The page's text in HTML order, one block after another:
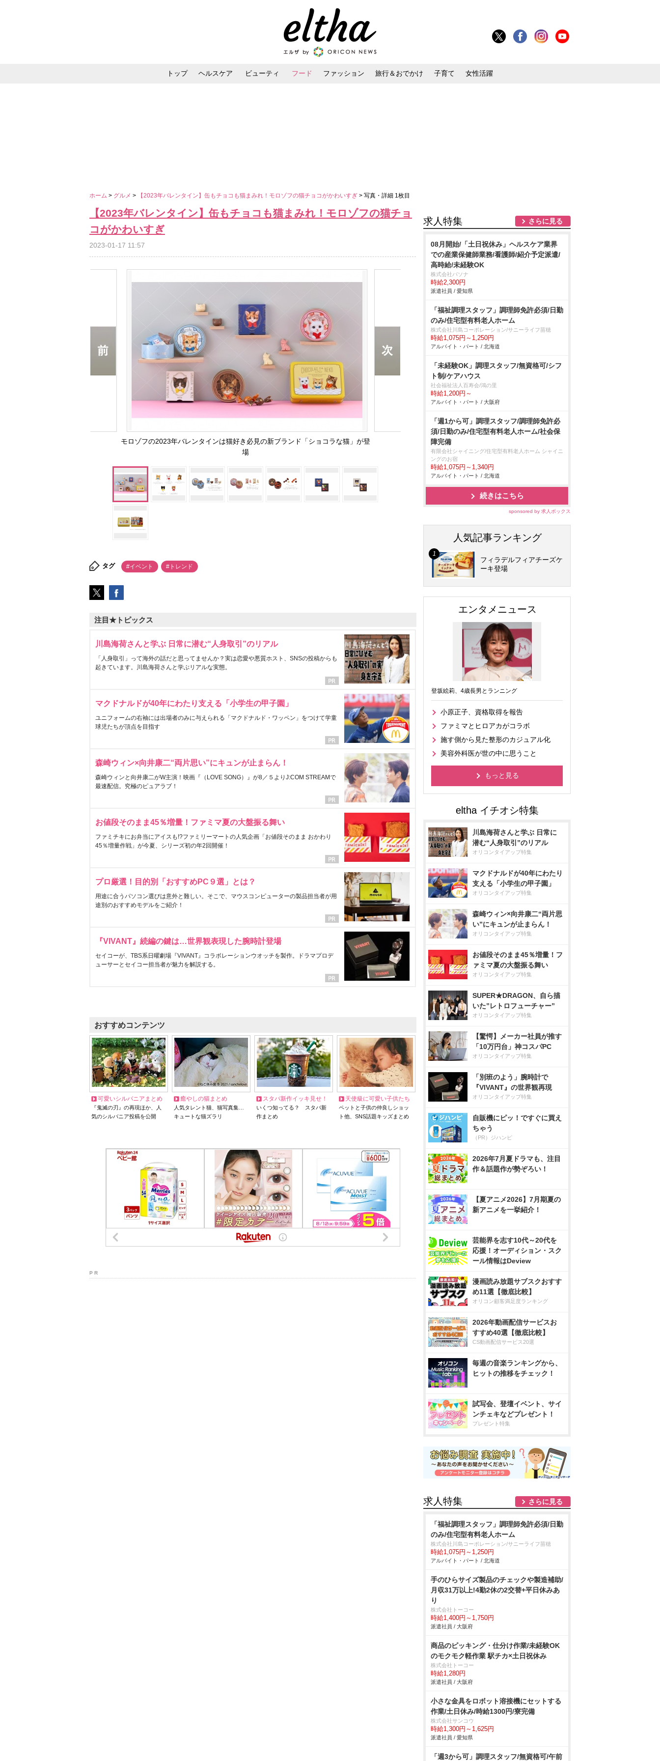
トップ ヘルスケア ビューティ フード ファッション 旅行＆おでかけ 子育て 女性活躍
ホーム > グルメ > 【2023年バレンタイン】缶もチョコも猫まみれ！モロゾフの猫チョコがかわいすぎ > 写真・詳細 1枚目
【2023年バレンタイン】缶もチョコも猫まみれ！モロゾフの猫チョ
コがかわいすぎ
2023-01-17 11:57
モロゾフの2023年バレンタインは猫好き必見の新ブランド「ショコラな猫」が登
場
タグ #イベント #トレンド
注目★トピックス
川島海荷さんと学ぶ 日常に潜む“人身取引”のリアル
「人身取引」って海外の話だと思ってませんか？実は恋愛や悪質ホスト、SNSの投稿からも
起きています。川島海荷さんと学ぶリアルな実態。
マクドナルドが40年にわたり支える「小学生の甲子園」
ユニフォームの右袖には出場者のみに与えられる「マクドナルド・ワッペン」をつけて学童
球児たちが頂点を目指す
森崎ウィン×向井康二“両片思い”にキュンが止まらん！
森崎ウィンと向井康二がW主演！映画『（LOVE SONG）』が8／５よりJ:COM STREAMで
最速配信。究極のピュアラブ！
お値段そのまま45％増量！ファミマ夏の大盤振る舞い
ファミチキにお弁当にアイスも!?ファミリーマートの人気企画「お値段そのまま おかわり
45％増量作戦」が今夏、シリーズ初の年2回開催！
プロ厳選！目的別「おすすめPC９選」とは？
用途に合うパソコン選びは意外と難しい。そこで、マウスコンピューターの製品担当者が用
途別のおすすめモデルをご紹介！
『VIVANT』続編の鍵は…世界観表現した腕時計登場
セイコーが、TBS系日曜劇場『VIVANT』コラボレーションウオッチを製作。ドラマプロデ
ューサーとセイコー担当者が魅力を解説する。
おすすめコンテンツ
可愛いシルバニアまとめ
『鬼滅の刃』の再現ほか、人
気のシルバニア投稿を公開
癒やしの猫まとめ
人気タレント猫、猫写真集…
キュートな猫ズラリ
スタバ新作イッキ見せ！
いくつ知ってる？ スタバ新
作まとめ
天使級に可愛い子供たち
ペットと子供の仲良しショッ
ト他、SNS話題キッズまとめ
P R
求人特集 さらに見る
08月開始/「土日祝休み」ヘルスケア業界
での産業保健師業務/看護師/紹介予定派遣/
高時給/未経験OK
株式会社パソナ
時給2,300円
派遣社員 / 愛知県
「福祉調理スタッフ」調理師免許必須/日勤
のみ/住宅型有料老人ホーム
株式会社川島コーポレーション/サニーライフ苗穂
時給1,075円～1,250円
アルバイト・パート / 北海道
「未経験OK」調理スタッフ/無資格可/シフ
ト制/ケアハウス
社会福祉法人百寿会/鴻の里
時給1,200円～
アルバイト・パート / 大阪府
「週1から可」調理スタッフ/調理師免許必
須/日勤のみ/住宅型有料老人ホーム/社会保
障完備
有限会社シャイニング/住宅型有料老人ホーム シャイニ
ングのお宿
時給1,075円～1,340円
アルバイト・パート / 北海道
続きはこちら
sponsored by 求人ボックス
人気記事ランキング
フィラデルフィアチーズケ
ーキ登場
エンタメニュース
登坂絵莉、4歳長男とランニング
小原正子、資格取得を報告
ファミマとヒロアカがコラボ
施す側から見た整形のカジュアル化
美容外科医が世の中に思うこと
もっと見る
川島海荷さんと学ぶ 日常に
潜む“人身取引”のリアル
オリコンタイアップ特集
マクドナルドが40年にわたり
支える「小学生の甲子園」
オリコンタイアップ特集
森崎ウィン×向井康二“両片思
い”にキュンが止まらん！
オリコンタイアップ特集
お値段そのまま45％増量！フ
ァミマ夏の大盤振る舞い
オリコンタイアップ特集
SUPER★DRAGON、自ら描
いた”レトロフューチャー”
オリコンタイアップ特集
【驚愕】メーカー社員が推す
「10万円台」神コスパPC
オリコンタイアップ特集
「別班のよう」腕時計で
『VIVANT』の世界観再現
オリコンタイアップ特集
自販機にピッ！ですぐに買え
ちゃう
（PR）ジハンピ
2026年7月夏ドラマも、注目
作＆話題作が勢ぞろい！
【夏アニメ2026】7月期夏の
新アニメを一挙紹介！
芸能界を志す10代～20代を
応援！オーディション・スク
ール情報はDeview
漫画読み放題サブスクおすす
め11選【徹底比較】
オリコン顧客満足度ランキング
2026年動画配信サービスお
すすめ40選【徹底比較】
CS動画配信サービス20選
毎週の音楽ランキングから、
ヒットの推移をチェック！
試写会、登壇イベント、サイ
ンチェキなどプレゼント！
プレゼント特集
求人特集 さらに見る
「福祉調理スタッフ」調理師免許必須/日勤
のみ/住宅型有料老人ホーム
株式会社川島コーポレーション/サニーライフ苗穂
時給1,075円～1,250円
アルバイト・パート / 北海道
手のひらサイズ製品のチェックや製造補助/
月収31万以上!4勤2休の2交替+平日休みあ
り
株式会社トーコー
時給1,400円～1,750円
派遣社員 / 大阪府
商品のピッキング・仕分け作業/未経験OK
のモクモク軽作業 駅チカ×土日祝休み
株式会社トーコー
時給1,280円
派遣社員 / 大阪府
小さな金具をロボット溶接機にセットする
作業/土日休み/時給1300円/寮完備
株式会社サンコウ
時給1,300円～1,625円
派遣社員 / 愛知県
「週3から可」調理スタッフ/無資格可/午前